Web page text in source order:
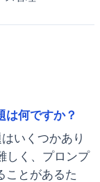
は何ですか？
いくつかあり
しく、プロンプ
ことがあるた